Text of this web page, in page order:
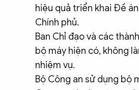
hiệu quả triển khai Đề
Chính phủ.
Ban Chỉ đạo và các
bộ máy hiện có, không
nhiệm vụ.
Bộ Công an sử dụng bộ